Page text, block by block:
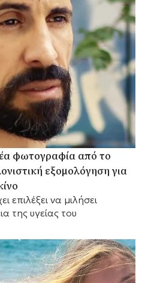
φωτογραφία από το
εξομολόγηση για
επιλέξει να μιλήσει
της υγείας του